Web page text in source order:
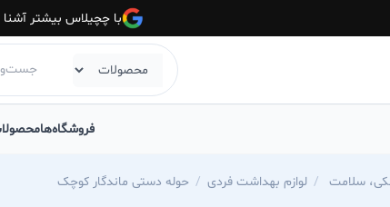
با چچیلاس بیشتر
فروشگاه‌ها
سلامت لوازم بهداشت فردی حوله دستی ماندگار کوچک